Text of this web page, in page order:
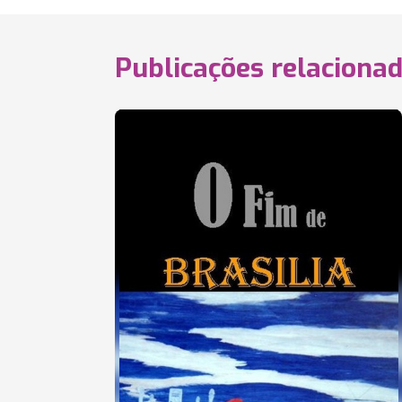
Publicações